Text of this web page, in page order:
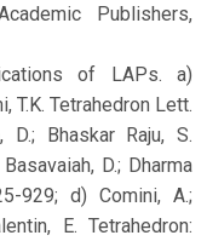
Publishers,
of LAPs. a)
T.K. Tetrahedron Lett.
Bhaskar Raju, S.
D.; Dharma
929; d) Comini, A.;
E. Tetrahedron: